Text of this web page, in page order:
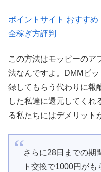
ポイントサイト おすす
全稼ぎ方評判
この方法はモッピーのア
法なんですよ。DMMビ
録してもらう代わりに報
した私達に還元してくれ
る私たちにはデメリッ
さらに28日までの期
ト交換で1000円が